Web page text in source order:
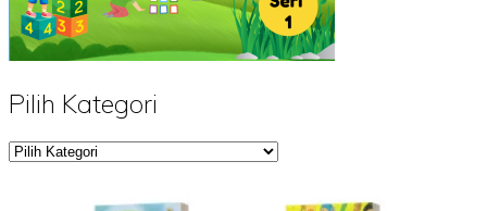
Pilih Kategori
Pilih